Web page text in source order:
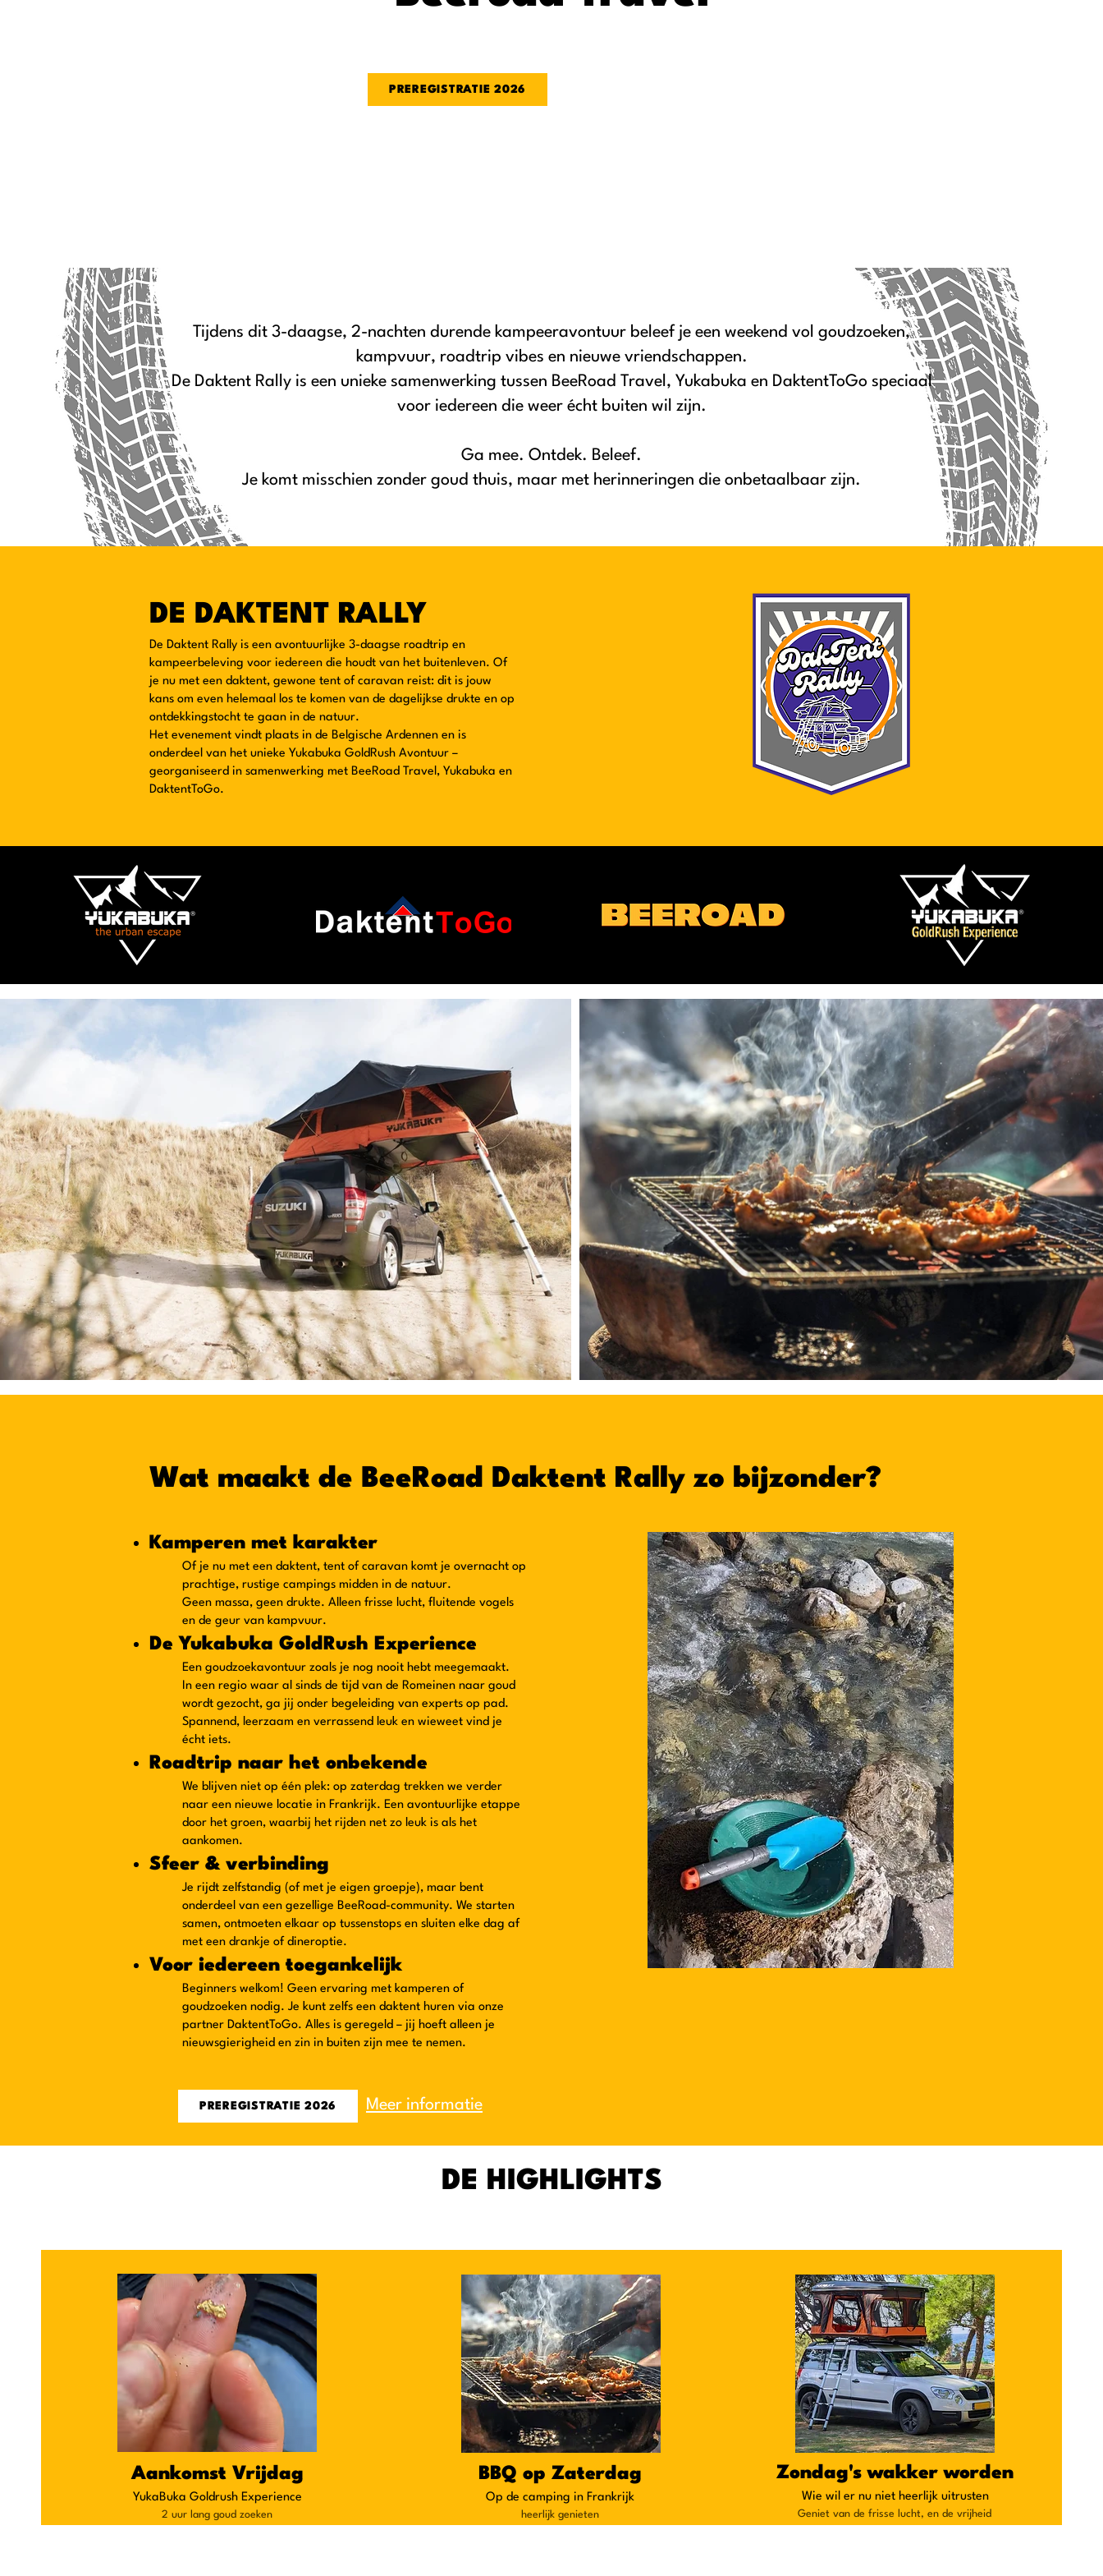
PREREGISTRATIE 2026
Tijdens dit 3-daagse, 2-nachten durende kampeeravontuur beleef je een weekend vol goudzoeken,
kampvuur, roadtrip vibes en nieuwe vriendschappen.
De Daktent Rally is een unieke samenwerking tussen BeeRoad Travel, Yukabuka en DaktentToGo speciaal
voor iedereen die weer écht buiten wil zijn.
Ga mee. Ontdek. Beleef.
Je komt misschien zonder goud thuis, maar met herinneringen die onbetaalbaar zijn.
DE DAKTENT RALLY
De Daktent Rally is een avontuurlijke 3-daagse roadtrip en
kampeerbeleving voor iedereen die houdt van het buitenleven. Of
je nu met een daktent, gewone tent of caravan reist: dit is jouw
kans om even helemaal los te komen van de dagelijkse drukte en op
ontdekkingstocht te gaan in de natuur.
Het evenement vindt plaats in de Belgische Ardennen en is
onderdeel van het unieke Yukabuka GoldRush Avontuur –
georganiseerd in samenwerking met BeeRoad Travel, Yukabuka en
DaktentToGo.
Wat maakt de BeeRoad Daktent Rally zo bijzonder?
Kamperen met karakter
Of je nu met een daktent, tent of caravan komt je overnacht op
prachtige, rustige campings midden in de natuur.
Geen massa, geen drukte. Alleen frisse lucht, fluitende vogels
en de geur van kampvuur.
De Yukabuka GoldRush Experience
Een goudzoekavontuur zoals je nog nooit hebt meegemaakt.
In een regio waar al sinds de tijd van de Romeinen naar goud
wordt gezocht, ga jij onder begeleiding van experts op pad.
Spannend, leerzaam en verrassend leuk en wieweet vind je
écht iets.
Roadtrip naar het onbekende
We blijven niet op één plek: op zaterdag trekken we verder
naar een nieuwe locatie in Frankrijk. Een avontuurlijke etappe
door het groen, waarbij het rijden net zo leuk is als het
aankomen.
Sfeer & verbinding
Je rijdt zelfstandig (of met je eigen groepje), maar bent
onderdeel van een gezellige BeeRoad-community. We starten
samen, ontmoeten elkaar op tussenstops en sluiten elke dag af
met een drankje of dineroptie.
Voor iedereen toegankelijk
Beginners welkom! Geen ervaring met kamperen of
goudzoeken nodig. Je kunt zelfs een daktent huren via onze
partner DaktentToGo. Alles is geregeld – jij hoeft alleen je
nieuwsgierigheid en zin in buiten zijn mee te nemen.
PREREGISTRATIE 2026 Meer informatie
DE HIGHLIGHTS
Aankomst Vrijdag
YukaBuka Goldrush Experience
2 uur lang goud zoeken
BBQ op Zaterdag
Op de camping in Frankrijk
heerlijk genieten
Zondag's wakker worden
Wie wil er nu niet heerlijk uitrusten
Geniet van de frisse lucht, en de vrijheid